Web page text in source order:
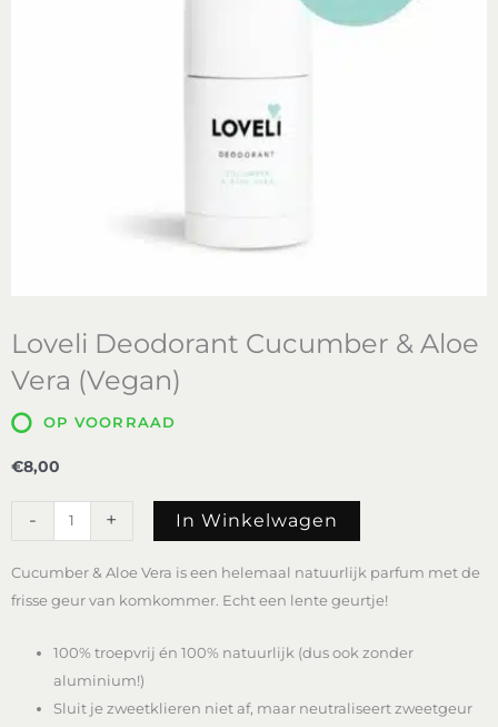
Loveli Deodorant Cucumber & Aloe
Vera (Vegan)
OP VOORRAAD
€8,00
-
&
Aloe
aantal
+ In Winkelwagen
Cucumber & Aloe Vera is een helemaal natuurlijk parfum met de
frisse geur van komkommer. Echt een lente geurtje!
100% troepvrij én 100% natuurlijk (dus ook zonder
aluminium!)
Sluit je zweetklieren niet af, maar neutraliseert zweetgeur